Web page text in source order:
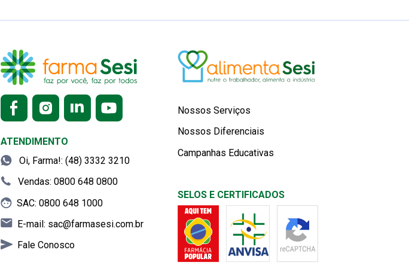
ATENDIMENTO
Oi, Farma!: (48) 3332 3210
Vendas: 0800 648 0800
SAC: 0800 648 1000
E-mail: sac@farmasesi.com.br
Fale Conosco
Nossos Serviços
Nossos Diferenciais
Campanhas Educativas
SELOS E CERTIFICADOS